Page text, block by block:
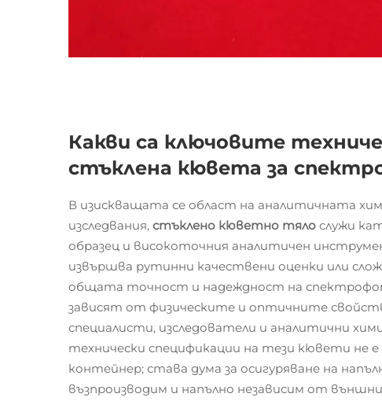
Какви са ключовите
стъклена кювета за
В изискващата се област на аналитичната
изследвания, стъклено кюветно тяло служи
образец и високоточния аналитичен
извършва рутинни качествени оценки или
общата точност и надеждност на
зависят от физическите и оптичните
специалисти, изследователи и аналитични
технически спецификации на тези кювети не
контейнер; става дума за осигуряване на
възпроизводим и напълно независим от